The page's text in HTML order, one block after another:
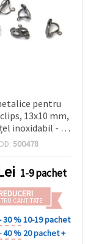
pentru
13x10 mm,
inoxidabil - 20
bucăți
500478
1-9 pachet
CANTITATE
30 %10-19 pachet
40 % 20 pachet +